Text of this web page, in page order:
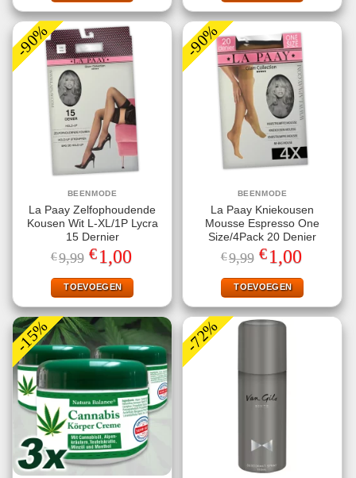
-90%
BEENMODE
La Paay Zelfophoudende
Kousen Wit L-XL/1P Lycra
15 Dernier
€9,99 Oorspronkelijke
prijs
was:
€9,99.
€1,00
is:
€1,00.
TOEVOEGEN
-90%
BEENMODE
La Paay Kniekousen
Mousse Espresso One
Size/4Pack 20 Denier
€9,99 Oorspronkelijke
prijs
was:
€9,99.
€1,00
is:
€1,00.
TOEVOEGEN
-15% -72%